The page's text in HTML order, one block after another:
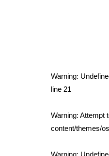
Warning:
line 21
Warning: Attempt
content/themes/
Warning: